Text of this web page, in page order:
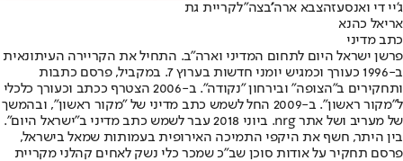
ג'יי די ואנסעזהצבא ארה''בצה"לקריית גת
אריאל כהנא
כתב מדיני
פרשן ישראל היום לתחום המדיני וארה"ב. התחיל את הקריירה העיתונאית
ב-1996 כעורך וכמגיש יומני חדשות בערוץ 7. במקביל, פרסם כתבות
ותחקירים ב"הצופה" ובירחון "נקודה". ב-2006 הצטרף ככתב וכעורך כלכלי
ל"מקור ראשון". ב-2009 החל לשמש כתב מדיני של "מקור ראשון", ובהמשך
של מעריב ושל אתר nrg. ביוני 2018 עבר לשמש כתב מדיני ב"ישראל היום".
בין היתר, חשף את היקפי התמיכה האירופית בעמותות שמאל בישראל,
פרסם תחקיר על אודות סוכן שב"כ שמכר כלי נשק לאחים קהלני מקריית